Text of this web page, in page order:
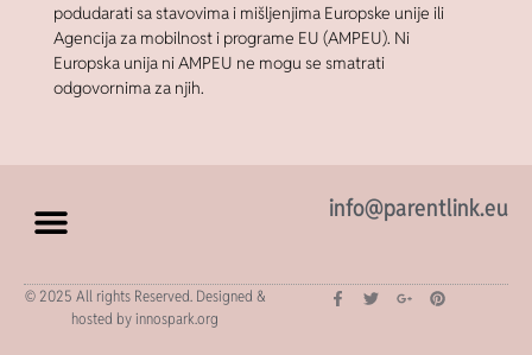
podudarati sa stavovima i mišljenjima Europske unije ili
Agencija za mobilnost i programe EU (AMPEU). Ni
Europska unija ni AMPEU ne mogu se smatrati
odgovornima za njih.
info@parentlink.eu
© 2025 All rights Reserved. Designed &
hosted by innospark.org